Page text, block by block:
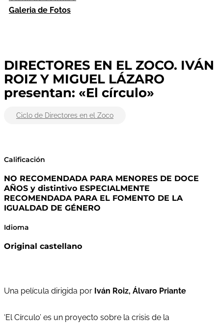
Galeria de Fotos
DIRECTORES EN EL ZOCO. IVÁN
ROIZ Y MIGUEL LÁZARO
presentan: «El círculo»
Ciclo de Directores en el Zoco
Calificación
NO RECOMENDADA PARA MENORES DE DOCE
AÑOS y distintivo ESPECIALMENTE
RECOMENDADA PARA EL FOMENTO DE LA
IGUALDAD DE GÉNERO
Idioma
Original castellano
Una película dirigida por Iván Roiz, Álvaro Priante
‘El Círculo’ es un proyecto sobre la crisis de la